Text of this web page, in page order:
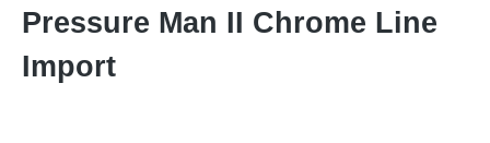
Pressure Man II Chrome Line
Import